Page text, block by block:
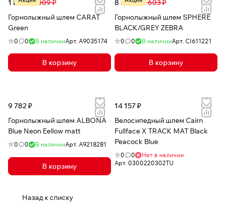
1 877 ₽6 009 ₽
Горнолыжный шлем CARAT
Green
0 0 В наличииАрт. A9035174
В корзину
8 572 ₽18 603 ₽
Горнолыжный шлем SPHERE
BLACK/GREY ZEBRA
0 0 В наличииАрт. CI611221
В корзину
9 782 ₽
Горнолыжный шлем ALBONA
Blue Neon Eellow matt
0 0 В наличииАрт. А9218281
В корзину
14 157 ₽
Велосипедный шлем Cairn
Fullface X TRACK MAT Black
Peacock Blue
0 0
Нет в наличии
Арт. 0300220302TU
Назад к списку